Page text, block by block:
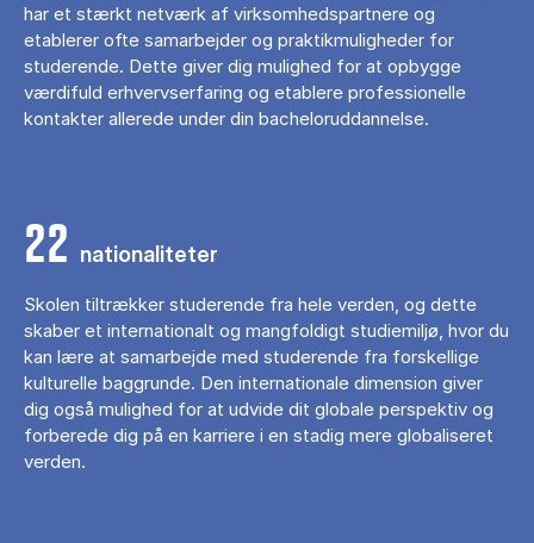
har et stærkt netværk af virksomhedspartnere og
etablerer ofte samarbejder og praktikmuligheder for
studerende. Dette giver dig mulighed for at opbygge
værdifuld erhvervserfaring og etablere professionelle
kontakter allerede under din bacheloruddannelse.
22 nationaliteter
Skolen tiltrækker studerende fra hele verden, og dette
skaber et internationalt og mangfoldigt studiemiljø, hvor du
kan lære at samarbejde med studerende fra forskellige
kulturelle baggrunde. Den internationale dimension giver
dig også mulighed for at udvide dit globale perspektiv og
forberede dig på en karriere i en stadig mere globaliseret
verden.